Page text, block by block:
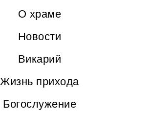
О храме
Новости
Викарий
Жизнь прихода
Богослужение